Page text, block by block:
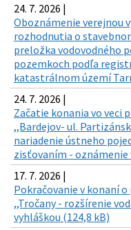
24. 7. 2026 |
Oboznámenie verejnou
rozhodnutia o
preložka vodovodného
pozemkoch podľa
katastrálnom území
24. 7. 2026 |
Začatie konania vo veci
,,Bardejov- ul.
nariadenie ústneho
zisťovaním - oznámenie
17. 7. 2026 |
Pokračovanie v konaní
,,Tročany - rozšírenie
vyhláškou (124,8 kB)